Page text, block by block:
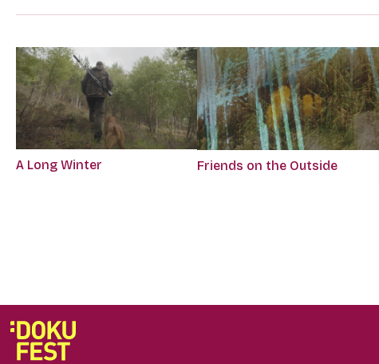
A Long Winter Friends on the Outside